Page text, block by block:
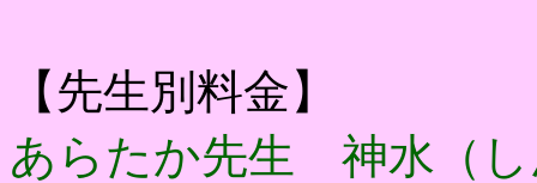
【先生別料金】
あらたか先生 神水（